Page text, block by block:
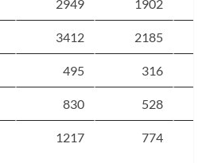
2949 1902
3412 2185
495 316
830 528
1217 774